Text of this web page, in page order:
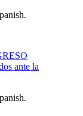
ante la